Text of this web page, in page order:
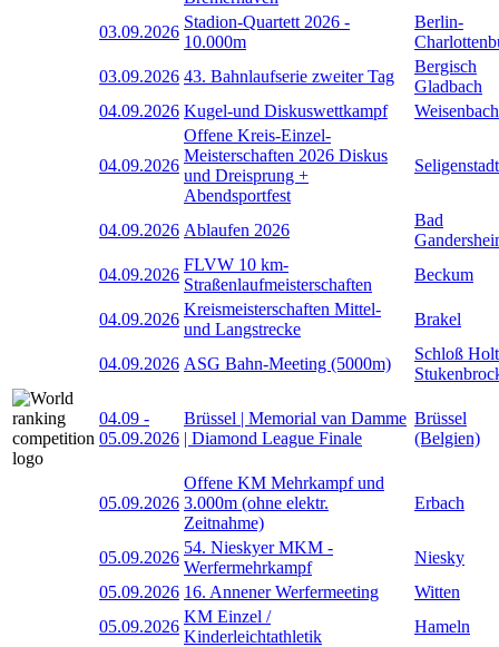
03.09.2026
Stadion-Quartett 2026 -
10.000m
Berlin-
03.09.2026 43. Bahnlaufserie zweiter Tag
Bergisch
Gladbach
04.09.2026 Kugel-und Diskuswettkampf Weisenbach
04.09.2026
Offene Kreis-Einzel-
Meisterschaften 2026 Diskus
und Dreisprung +
Abendsportfest
Seligenstadt
04.09.2026 Ablaufen 2026
Bad
04.09.2026
FLVW 10 km-
Straßenlaufmeisterschaften
Beckum
04.09.2026
Kreismeisterschaften Mittel-
und Langstrecke
Brakel
04.09.2026 ASG Bahn-Meeting (5000m)
Schloß
04.09 -
05.09.2026
Brüssel | Memorial van Damme
| Diamond League Finale
Brüssel
(Belgien)
05.09.2026
Offene KM Mehrkampf und
3.000m (ohne elektr.
Zeitnahme)
Erbach
05.09.2026
54. Nieskyer MKM -
Werfermehrkampf
Niesky
05.09.2026 16. Annener Werfermeeting
Witten
05.09.2026
KM Einzel /
Kinderleichtathletik
Hameln